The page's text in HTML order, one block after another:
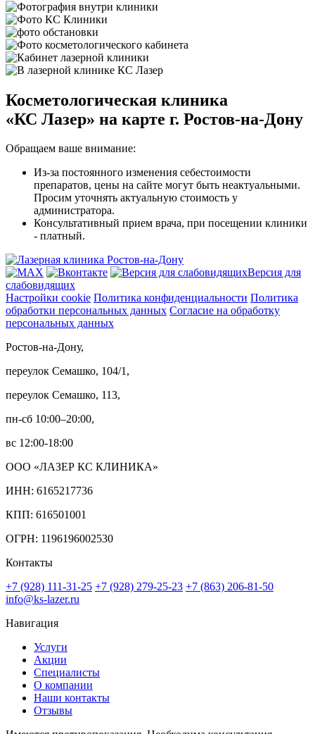
Косметологическая клиника
«КС Лазер» на карте г. Ростов-на-Дону
Обращаем ваше внимание:
Из-за постоянного изменения себестоимости
препаратов, цены на сайте могут быть неактуальными.
Просим уточнять актуальную стоимость у
администратора.
Консультативный прием врача, при посещении клиники
- платный.
Версия для
слабовидящих
Настройки cookie Политика конфиденциальности Политика
обработки персональных данных Согласие на обработку
персональных данных
Ростов-на-Дону,
переулок Семашко, 104/1,
переулок Семашко, 113,
пн-сб 10:00–20:00,
вс 12:00-18:00
ООО «ЛАЗЕР КС КЛИНИКА»
ИНН: 6165217736
КПП: 616501001
ОГРН: 1196196002530
Контакты
+7 (928) 111-31-25 +7 (928) 279-25-23 +7 (863) 206-81-50
info@ks-lazer.ru
Навигация
Услуги
Акции
Специалисты
О компании
Наши контакты
Отзывы